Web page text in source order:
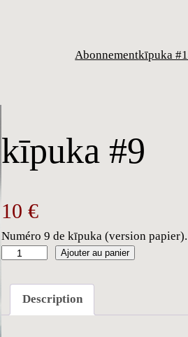
Abonnementkīpuka
kīpuka #9
10 €
Numéro 9 de kīpuka (version
t
Ajouter au panier
Description